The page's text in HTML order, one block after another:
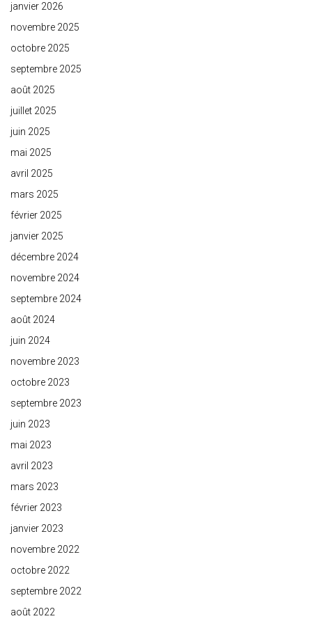
janvier 2026
novembre 2025
octobre 2025
septembre 2025
août 2025
juillet 2025
juin 2025
mai 2025
avril 2025
mars 2025
février 2025
janvier 2025
décembre 2024
novembre 2024
septembre 2024
août 2024
juin 2024
novembre 2023
octobre 2023
septembre 2023
juin 2023
mai 2023
avril 2023
mars 2023
février 2023
janvier 2023
novembre 2022
octobre 2022
septembre 2022
août 2022